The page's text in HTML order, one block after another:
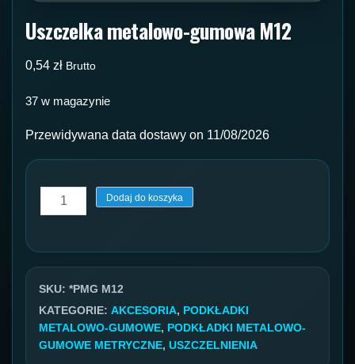
Uszczelka metalowo-gumowa M12
0,54 zł Brutto
37 w magazynie
Przewidywana data dostawy on 11/08/2026
ilość
Uszczelka
M12
Dodaj do koszyka
SKU: *PMG M12
KATEGORIE: AKCESORIA, PODKŁADKI
METALOWO-GUMOWE, PODKŁADKI METALOWO-
GUMOWE METRYCZNE, USZCZELNIENIA